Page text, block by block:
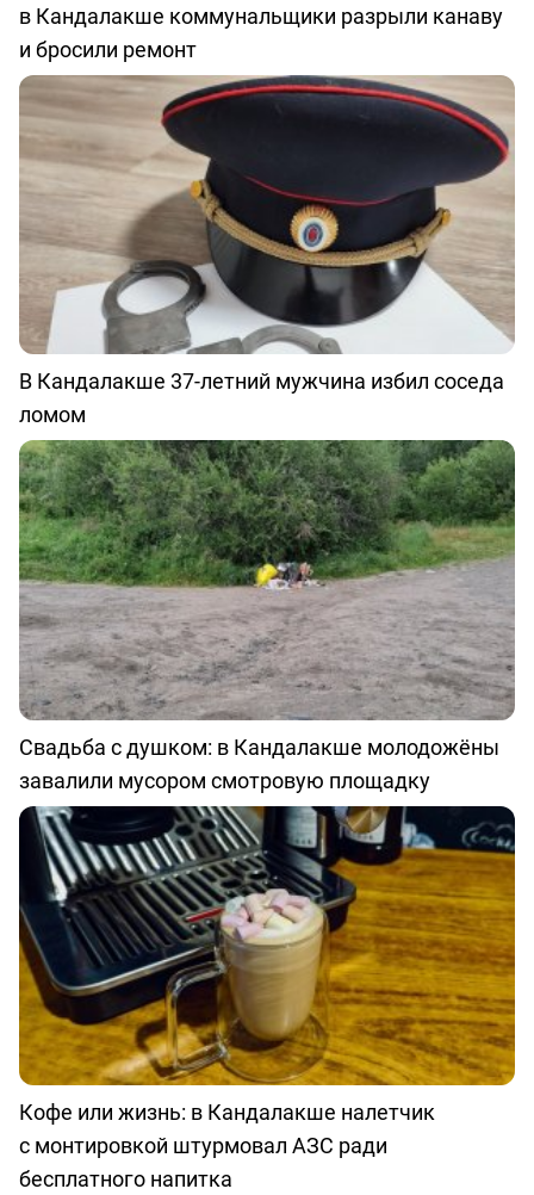
в Кандалакше коммунальщики разрыли канаву
и бросили ремонт
В Кандалакше 37-летний мужчина избил соседа
ломом
Свадьба с душком: в Кандалакше молодожёны
завалили мусором смотровую площадку
Кофе или жизнь: в Кандалакше налетчик
с монтировкой штурмовал АЗС ради
бесплатного напитка